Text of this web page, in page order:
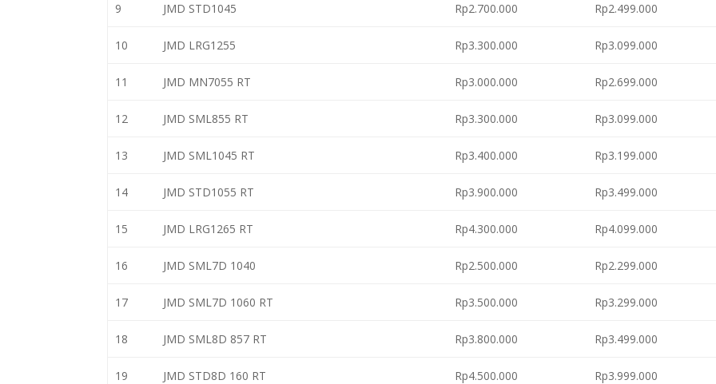
9 JMD STD1045 Rp2.700.000 Rp2.499.000
10 JMD LRG1255 Rp3.300.000 Rp3.099.000
11 JMD MN7055 RT Rp3.000.000 Rp2.699.000
12 JMD SML855 RT Rp3.300.000 Rp3.099.000
13 JMD SML1045 RT Rp3.400.000 Rp3.199.000
14 JMD STD1055 RT Rp3.900.000 Rp3.499.000
15 JMD LRG1265 RT Rp4.300.000 Rp4.099.000
16 JMD SML7D 1040 Rp2.500.000 Rp2.299.000
17 JMD SML7D 1060 RT Rp3.500.000 Rp3.299.000
18 JMD SML8D 857 RT Rp3.800.000 Rp3.499.000
19 JMD STD8D 160 RT Rp4.500.000 Rp3.999.000